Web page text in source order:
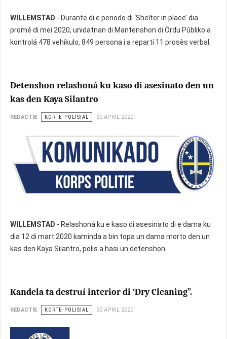
WILLEMSTAD - Durante di e periodo di ‘Shelter in place’ dia
promé di mei 2020, unidatnan di Mantenshon di Òrdu Públiko a
kontrolá 478 vehíkulo, 849 persona i a repartí 11 prosès verbal.
Detenshon relashoná ku kaso di asesinato den un
kas den Kaya Silantro
REDACTIE KORTE-POLISIAL 30 APRIL 2020
WILLEMSTAD - Relashoná ku e kaso di asesinato di e dama ku
dia 12 di mart 2020 kaminda a bin topa un dama morto den un
kas den Kaya Silantro, polis a hasi un detenshon.
Kandela ta destruí interior di ‘Dry Cleaning”.
REDACTIE KORTE-POLISIAL 30 APRIL 2020